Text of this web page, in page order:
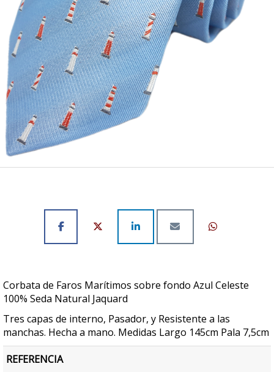
Corbata de Faros Marítimos sobre fondo Azul Celeste
100% Seda Natural Jaquard
Tres capas de interno, Pasador, y Resistente a las
manchas. Hecha a mano. Medidas Largo 145cm Pala 7,5cm
REFERENCIA